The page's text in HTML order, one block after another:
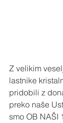
Z velikim
lastnike
pridobili z
preko naše
smo OB NAŠI